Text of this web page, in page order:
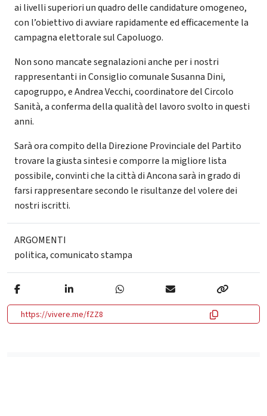
ai livelli superiori un quadro delle candidature omogeneo,
con l’obiettivo di avviare rapidamente ed efficacemente la
campagna elettorale sul Capoluogo.
Non sono mancate segnalazioni anche per i nostri
rappresentanti in Consiglio comunale Susanna Dini,
capogruppo, e Andrea Vecchi, coordinatore del Circolo
Sanità, a conferma della qualità del lavoro svolto in questi
anni.
Sarà ora compito della Direzione Provinciale del Partito
trovare la giusta sintesi e comporre la migliore lista
possibile, convinti che la città di Ancona sarà in grado di
farsi rappresentare secondo le risultanze del volere dei
nostri iscritti.
ARGOMENTI
politica,comunicato stampa
https://vivere.me/fZZ8